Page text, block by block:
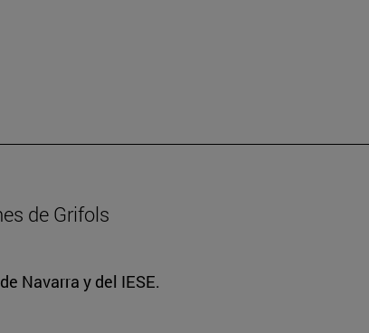
de Grifols
Navarra y del IESE.